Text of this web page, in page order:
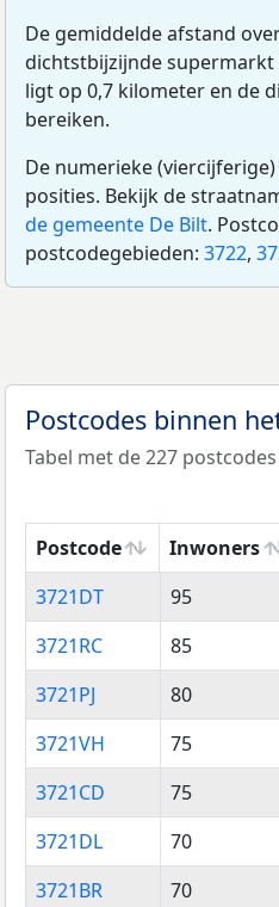
De gemiddelde afstand
dichtstbijzijnde
ligt op 0,7 kilometer en de
bereiken.
De numerieke
posities. Bekijk de
de gemeente De Bilt.
postcodegebieden: 3722,
Postcodes binnen
Tabel met de 227
Postcode
Inwoners
Postcode
Inwoners
3721DT 95
3721RC
85
3721PJ
80
3721VH
75
3721CD
75
3721DL
70
3721BR
70